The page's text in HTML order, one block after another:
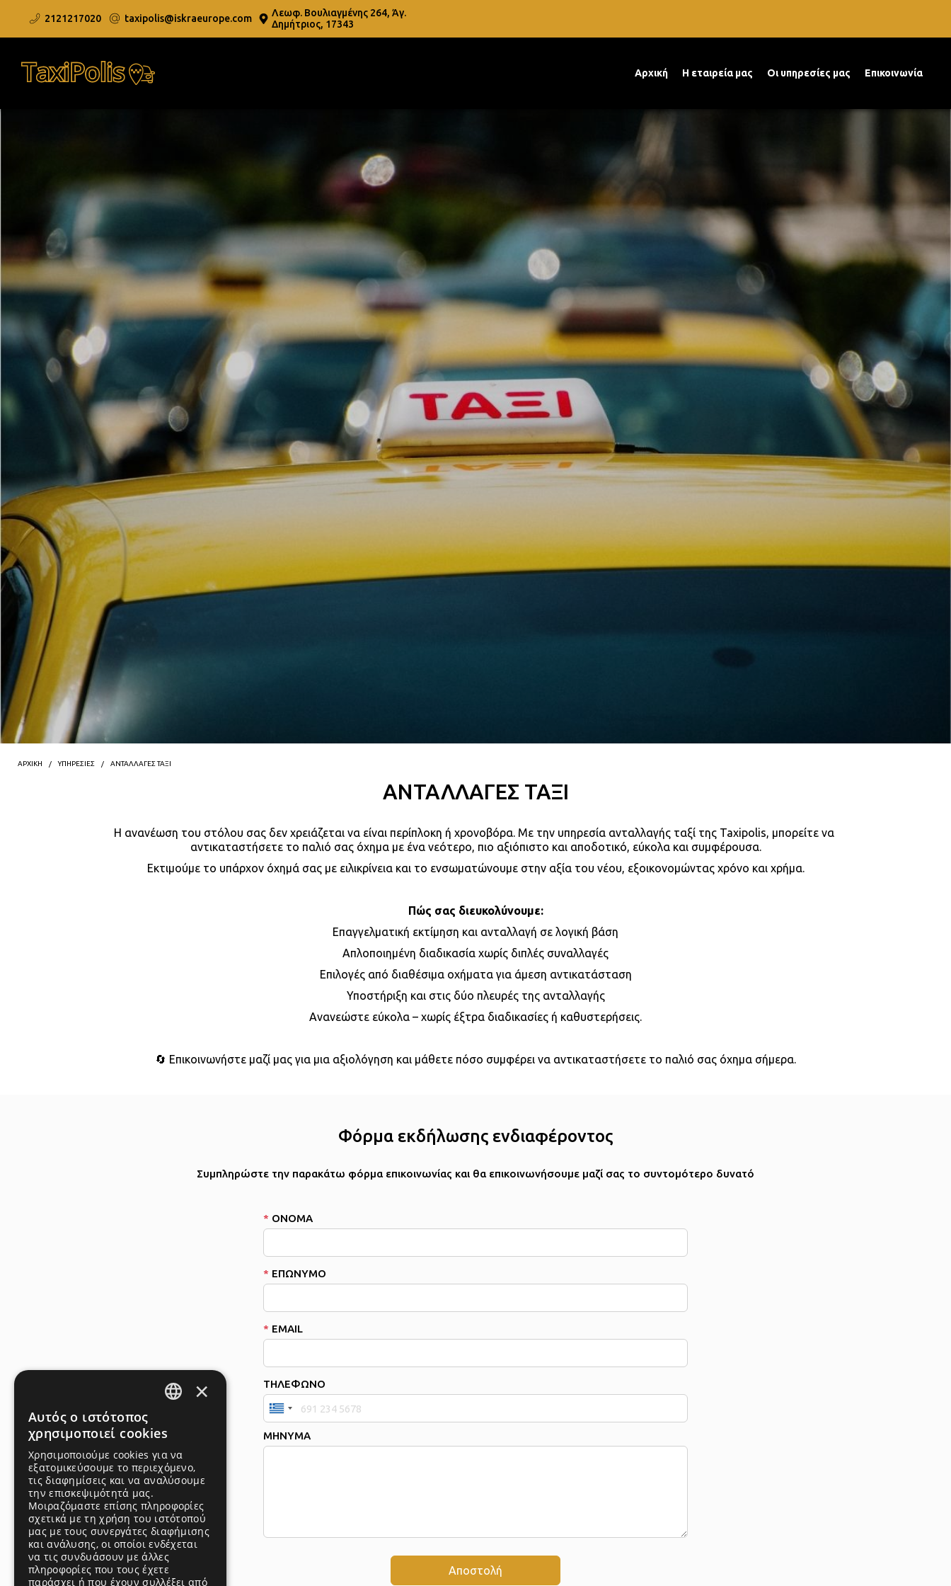
2121217020 taxipolis@iskraeurope.com
Λεωφ. Βουλιαγμένης 264, Άγ.
Δημήτριος, 17343
Αρχική Η εταιρεία μας Οι υπηρεσίες μας Επικοινωνία
ΑΡΧΙΚΗ ΥΠΗΡΕΣΙΕΣ ΑΝΤΑΛΛΑΓΕΣ ΤΑΞΙ
ΑΝΤΑΛΛΑΓΕΣ ΤΑΞΙ
Η ανανέωση του στόλου σας δεν χρειάζεται να είναι περίπλοκη ή χρονοβόρα. Με την υπηρεσία ανταλλαγής ταξί της Taxipolis, μπορείτε να
αντικαταστήσετε το παλιό σας όχημα με ένα νεότερο, πιο αξιόπιστο και αποδοτικό, εύκολα και συμφέρουσα.
Εκτιμούμε το υπάρχον όχημά σας με ειλικρίνεια και το ενσωματώνουμε στην αξία του νέου, εξοικονομώντας χρόνο και χρήμα.
Πώς σας διευκολύνουμε:
Επαγγελματική εκτίμηση και ανταλλαγή σε λογική βάση
Απλοποιημένη διαδικασία χωρίς διπλές συναλλαγές
Επιλογές από διαθέσιμα οχήματα για άμεση αντικατάσταση
Υποστήριξη και στις δύο πλευρές της ανταλλαγής
Ανανεώστε εύκολα – χωρίς έξτρα διαδικασίες ή καθυστερήσεις.
🔄 Επικοινωνήστε μαζί μας για μια αξιολόγηση και μάθετε πόσο συμφέρει να αντικαταστήσετε το παλιό σας όχημα σήμερα.
Φόρμα εκδήλωσης ενδιαφέροντος
Συμπληρώστε την παρακάτω φόρμα επικοινωνίας και θα επικοινωνήσουμε μαζί σας το συντομότερο δυνατό
* ΟΝΟΜΑ
* ΕΠΩΝΥΜΟ
* EMAIL
ΤΗΛΕΦΩΝΟ
ΜΗΝΥΜΑ
Αποστολή
×
Αυτός ο ιστότοπος
χρησιμοποιεί cookies
Χρησιμοποιούμε cookies για να
εξατομικεύσουμε το περιεχόμενο,
τις διαφημίσεις και να αναλύσουμε
την επισκεψιμότητά μας.
Μοιραζόμαστε επίσης πληροφορίες
σχετικά με τη χρήση του ιστότοπού
μας με τους συνεργάτες διαφήμισης
και ανάλυσης, οι οποίοι ενδέχεται
να τις συνδυάσουν με άλλες
πληροφορίες που τους έχετε
παράσχει ή που έχουν συλλέξει από